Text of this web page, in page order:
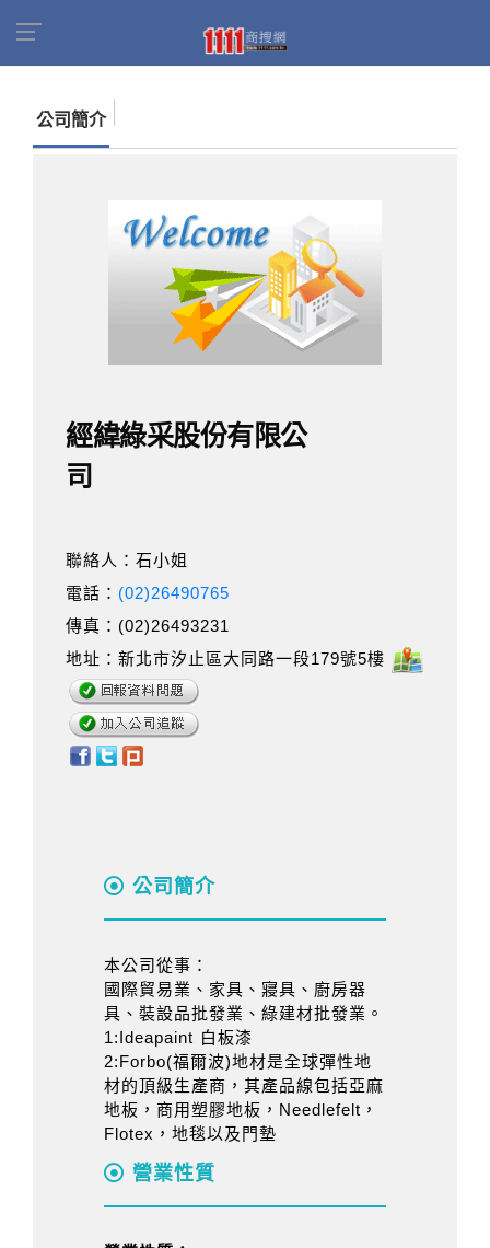
公司簡介
經緯綠采股份有限公
司
聯絡人：石小姐
電話： (02)26490765
傳真：(02)26493231
地址：新北市汐止區大同路一段179號5樓
公司簡介
本公司從事：
國際貿易業、家具、寢具、廚房器
具、裝設品批發業、綠建材批發業。
1:Ideapaint 白板漆
2:Forbo(福爾波)地材是全球彈性地
材的頂級生產商，其產品線包括亞麻
地板，商用塑膠地板，Needlefelt，
Flotex，地毯以及門墊
營業性質